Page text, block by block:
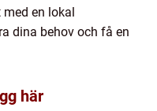
en lokal
dina behov och få en
här